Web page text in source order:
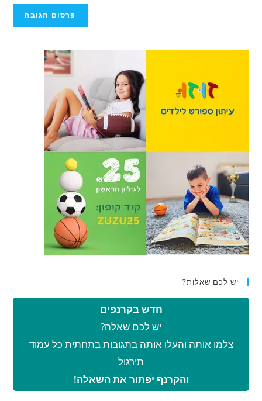
יש לכם שאלות?
חדש בקרנפים
יש לכם שאלה?
צלמו אותה והעלו אותה בתגובות בתחתית כל עמוד
תירגול
והקרנף יפתור את השאלה!